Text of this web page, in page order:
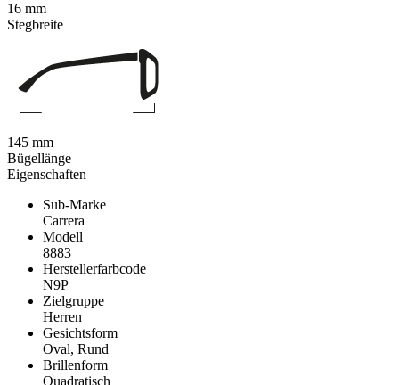
Eigenschaften
Sub-Marke
Carrera
Modell
8883
Herstellerfarbcode
N9P
Zielgruppe
Herren
Gesichtsform
Oval, Rund
Brillenform
Quadratisch
16 mm
Stegbreite
145 mm
Bügellänge